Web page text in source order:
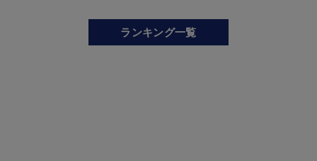
ランキング一覧